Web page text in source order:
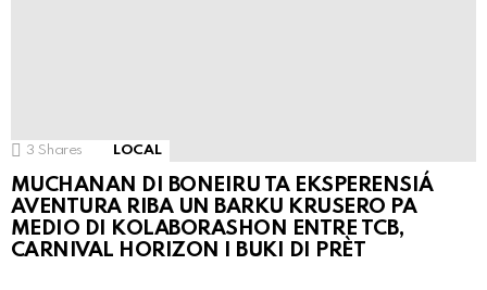
3 Shares LOCAL
MUCHANAN DI BONEIRU TA EKSPERENSIÁ
AVENTURA RIBA UN BARKU KRUSERO PA
MEDIO DI KOLABORASHON ENTRE TCB,
CARNIVAL HORIZON I BUKI DI PRÈT